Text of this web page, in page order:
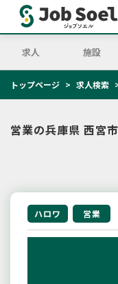
求人 施設
トップページ 求人検索
営業の兵庫県 西宮
ハロワ 営業